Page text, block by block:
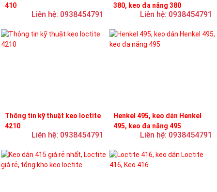
410
Liên hệ: 0938454791
380, keo đa năng 380
Liên hệ: 0938454791
Thông tin kỹ thuật keo loctite
4210
Liên hệ: 0938454791
Henkel 495, keo dán Henkel
495, keo đa năng 495
Liên hệ: 0938454791